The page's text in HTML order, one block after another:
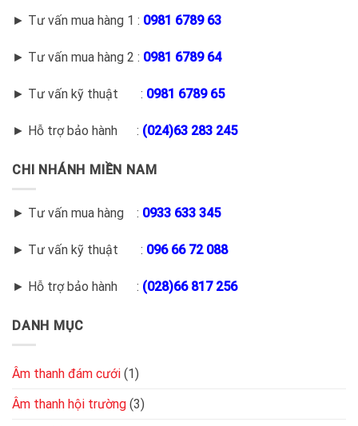
► Tư vấn mua hàng 1 : 0981 6789 63
► Tư vấn mua hàng 2 : 0981 6789 64
► Tư vấn kỹ thuật : 0981 6789 65
► Hỗ trợ bảo hành : (024)63 283 245
CHI NHÁNH MIỀN NAM
► Tư vấn mua hàng : 0933 633 345
► Tư vấn kỹ thuật : 096 66 72 088
► Hỗ trợ bảo hành : (028)66 817 256
DANH MỤC
Âm thanh đám cưới (1)
Âm thanh hội trường (3)